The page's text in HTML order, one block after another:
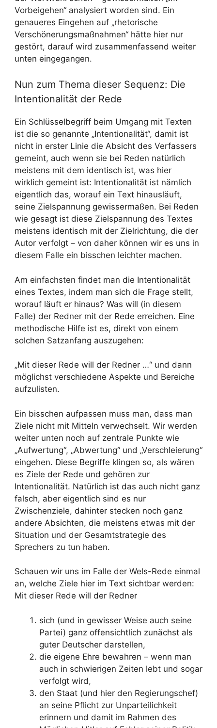
Vorbeigehen“ analysiert worden sind. Ein
genaueres Eingehen auf „rhetorische
Verschönerungsmaßnahmen“ hätte hier nur
gestört, darauf wird zusammenfassend weiter
unten eingegangen.
Nun zum Thema dieser Sequenz: Die
Intentionalität der Rede
Ein Schlüsselbegriff beim Umgang mit Texten
ist die so genannte „Intentionalität“, damit ist
nicht in erster Linie die Absicht des Verfassers
gemeint, auch wenn sie bei Reden natürlich
meistens mit dem identisch ist, was hier
wirklich gemeint ist: Intentionalität ist nämlich
eigentlich das, worauf ein Text hinausläuft,
seine Zielspannung gewissermaßen. Bei Reden
wie gesagt ist diese Zielspannung des Textes
meistens identisch mit der Zielrichtung, die der
Autor verfolgt – von daher können wir es uns in
diesem Falle ein bisschen leichter machen.
Am einfachsten findet man die Intentionalität
eines Textes, indem man sich die Frage stellt,
worauf läuft er hinaus? Was will (in diesem
Falle) der Redner mit der Rede erreichen. Eine
methodische Hilfe ist es, direkt von einem
solchen Satzanfang auszugehen:
„Mit dieser Rede will der Redner …“ und dann
möglichst verschiedene Aspekte und Bereiche
aufzulisten.
Ein bisschen aufpassen muss man, dass man
Ziele nicht mit Mitteln verwechselt. Wir werden
weiter unten noch auf zentrale Punkte wie
„Aufwertung“, „Abwertung“ und „Verschleierung“
eingehen. Diese Begriffe klingen so, als wären
es Ziele der Rede und gehören zur
Intentionalität. Natürlich ist das auch nicht ganz
falsch, aber eigentlich sind es nur
Zwischenziele, dahinter stecken noch ganz
andere Absichten, die meistens etwas mit der
Situation und der Gesamtstrategie des
Sprechers zu tun haben.
Schauen wir uns im Falle der Wels-Rede einmal
an, welche Ziele hier im Text sichtbar werden:
Mit dieser Rede will der Redner
sich (und in gewisser Weise auch seine
Partei) ganz offensichtlich zunächst als
guter Deutscher darstellen,
die eigene Ehre bewahren – wenn man
auch in schwierigen Zeiten lebt und sogar
verfolgt wird,
den Staat (und hier den Regierungschef)
an seine Pflicht zur Unparteilichkeit
erinnern und damit im Rahmen des